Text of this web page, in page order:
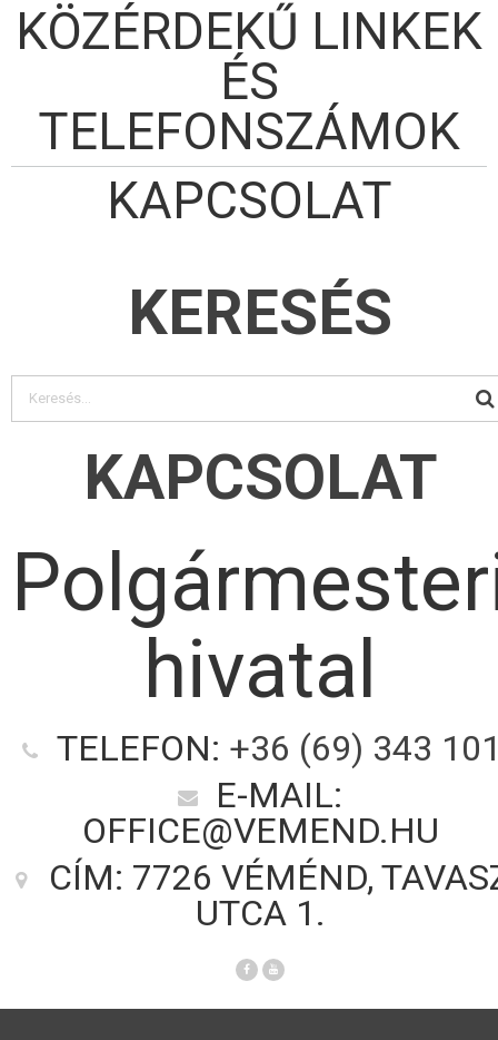
KÖZÉRDEKŰ LINKEK
ÉS
TELEFONSZÁMOK
KAPCSOLAT
KERESÉS
KAPCSOLAT
hivatal
TELEFON: +36 (69) 343
E-MAIL:
OFFICE@VEMEND.HU
CÍM: 7726 VÉMÉND,
UTCA 1.